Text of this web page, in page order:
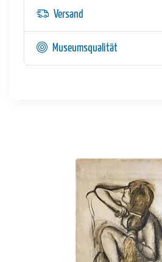
Versand
Museumsqualität